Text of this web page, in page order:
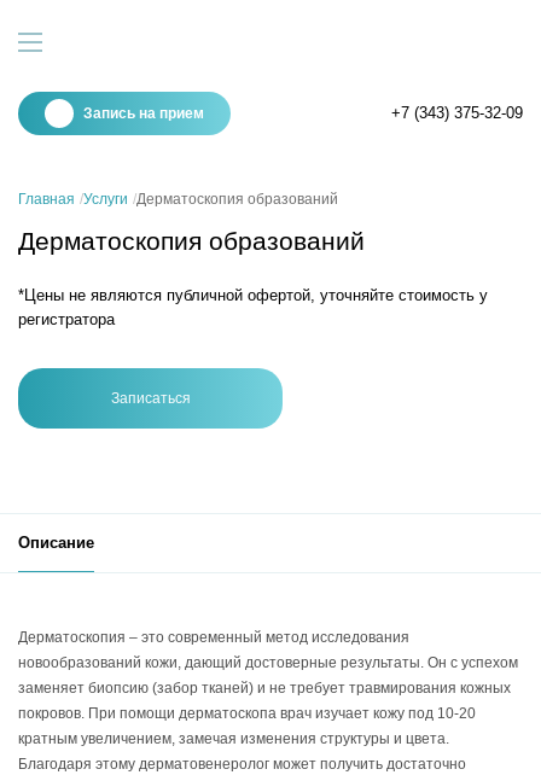
Запись на прием +7 (343) 375-32-09
Главная Услуги Дерматоскопия образований
Дерматоскопия образований
*Цены не являются публичной офертой, уточняйте стоимость у
регистратора
Записаться
Описание
Дерматоскопия – это современный метод исследования
новообразований кожи, дающий достоверные результаты. Он с успехом
заменяет биопсию (забор тканей) и не требует травмирования кожных
покровов. При помощи дерматоскопа врач изучает кожу под 10-20
кратным увеличением, замечая изменения структуры и цвета.
Благодаря этому дерматовенеролог может получить достаточно